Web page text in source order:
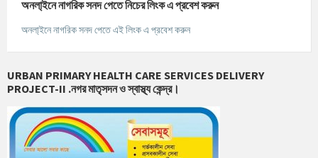
অনলা্‌ইনে নাগরিক সনদ পেতে নিচের লিংক এ প্রবেশ করুন
অনলা্‌ইনে নাগরিক সনদ পেতে এই লিংক এ প্রবেশ করুন
URBAN PRIMARY HEALTH CARE SERVICES DELIVERY
PROJECT-II .নগর মাতৃসদন ও স্বাস্থ্য কেন্দ্র।